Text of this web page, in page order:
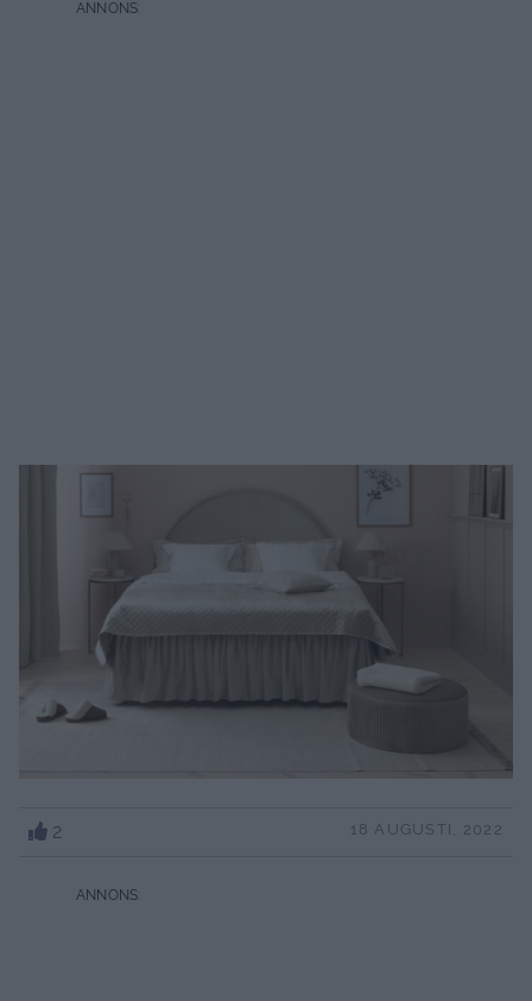
2 18 AUGUSTI, 2022